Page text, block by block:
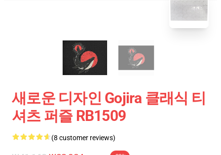
새로운 디자인 Gojira 클래식 티
셔츠 퍼즐 RB1509
(8 customer reviews)